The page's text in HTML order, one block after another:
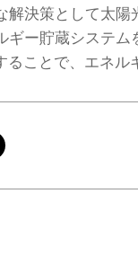
決策として太陽
ギー貯蔵システ
ることで、エネ